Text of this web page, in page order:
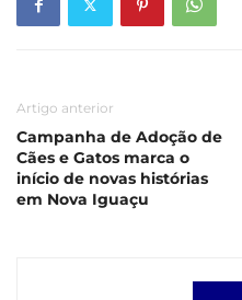
Artigo anterior
Campanha de Adoção de
Cães e Gatos marca o
início de novas histórias
em Nova Iguaçu